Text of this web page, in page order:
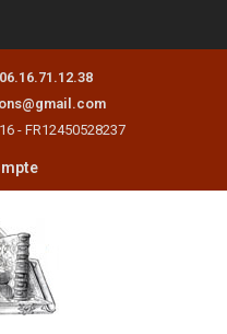
- FR12450528237